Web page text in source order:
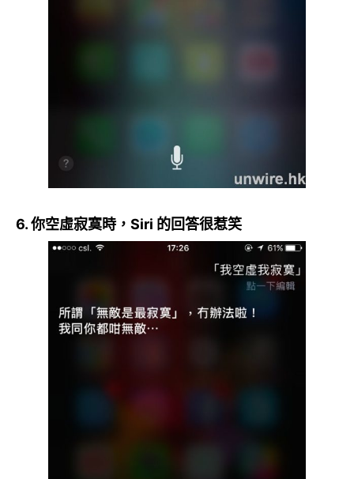
6. 你空虛寂寞時，Siri 的回答很惹笑